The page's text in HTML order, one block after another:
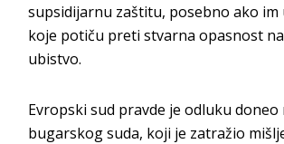
supsidijarnu zaštitu, posebno ako im
koje potiču preti stvarna opasnost
ubistvo.
Evropski sud pravde je odluku doneo
bugarskog suda, koji je zatražio